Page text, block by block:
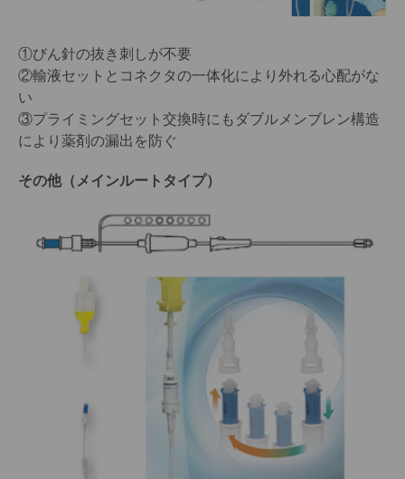
①びん針の抜き刺しが不要
②輸液セットとコネクタの一体化により外れる心配がな
い
③プライミングセット交換時にもダブルメンブレン構造
により薬剤の漏出を防ぐ
その他（メインルートタイプ）